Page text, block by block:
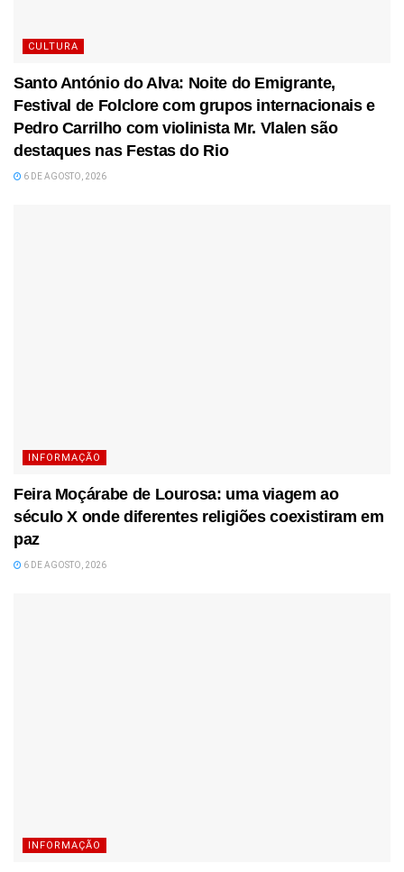
CULTURA
Santo António do Alva: Noite do Emigrante,
Festival de Folclore com grupos internacionais e
Pedro Carrilho com violinista Mr. Vlalen são
destaques nas Festas do Rio
6 DE AGOSTO, 2026
INFORMAÇÃO
Feira Moçárabe de Lourosa: uma viagem ao
século X onde diferentes religiões coexistiram em
paz
6 DE AGOSTO, 2026
INFORMAÇÃO